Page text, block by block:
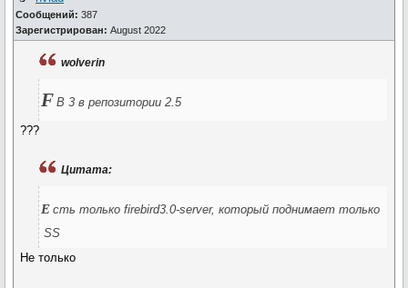
Сообщений: 387
Зарегистрирован: August 2022
wolverin
F B 3 в репозитории 2.5
???
Цитата:
е сть только firebird3.0-server, который поднимает только
SS
Не только